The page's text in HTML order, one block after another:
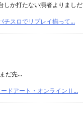
しか打たない演者よりましだ
チスロでリプレイ揃って...
だ先...
ードアート・オンラインⅡ...